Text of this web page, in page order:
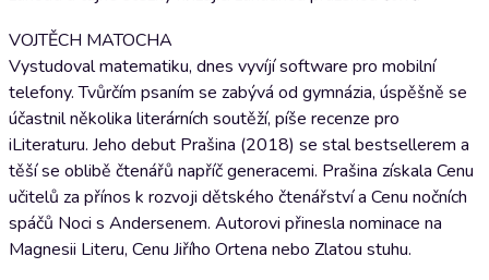
VOJTĚCH MATOCHA
Vystudoval matematiku, dnes vyvíjí software pro mobilní
telefony. Tvůrčím psaním se zabývá od gymnázia, úspěšně se
účastnil několika literárních soutěží, píše recenze pro
iLiteraturu. Jeho debut Prašina (2018) se stal bestsellerem a
těší se oblibě čtenářů napříč generacemi. Prašina získala Cenu
učitelů za přínos k rozvoji dětského čtenářství a Cenu nočních
spáčů Noci s Andersenem. Autorovi přinesla nominace na
Magnesii Literu, Cenu Jiřího Ortena nebo Zlatou stuhu.